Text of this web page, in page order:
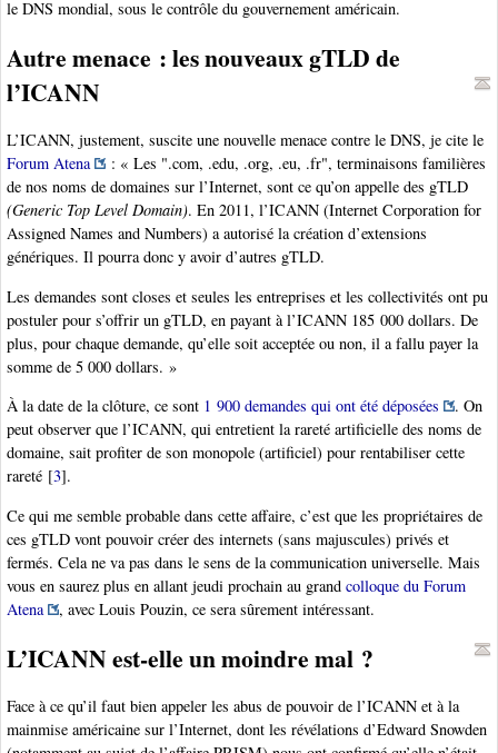
le DNS mondial, sous le contrôle du gouvernement américain.
Autre menace : les nouveaux gTLD de
l’ICANN
L’ICANN, justement, suscite une nouvelle menace contre le DNS, je cite le
Forum Atena
: « Les ".com, .edu, .org, .eu, .fr", terminaisons familières
de nos noms de domaines sur l’Internet, sont ce qu’on appelle des gTLD
(Generic Top Level Domain). En 2011, l’ICANN (Internet Corpo­ration for
Assigned Names and Numbers) a autorisé la créa­tion d’extensions
génériques. Il pourra donc y avoir d’autres gTLD.
Les demandes sont closes et seules les entreprises et les collectivités ont pu
postuler pour s’offrir un gTLD, en payant à l’ICANN 185 000 dollars. De
plus, pour chaque demande, qu’elle soit acceptée ou non, il a fallu payer la
somme de 5 000 dollars. »
À la date de la clôture, ce sont 1 900 demandes qui ont été déposées
. On
peut observer que l’ICANN, qui entretient la rareté artificielle des noms de
domaine, sait profiter de son monopole (artificiel) pour rentabiliser cette
rareté [3].
Ce qui me semble probable dans cette affaire, c’est que les propriétaires de
ces gTLD vont pouvoir créer des internets (sans majuscules) privés et
fermés. Cela ne va pas dans le sens de la communication universelle. Mais
vous en saurez plus en allant jeudi prochain au grand colloque du Forum
Atena
, avec Louis Pouzin, ce sera sûrement intéressant.
L’ICANN est-elle un moindre mal ?
Face à ce qu’il faut bien appeler les abus de pouvoir de l’ICANN et à la
mainmise américaine sur l’Internet, dont les révélations d’Edward Snowden